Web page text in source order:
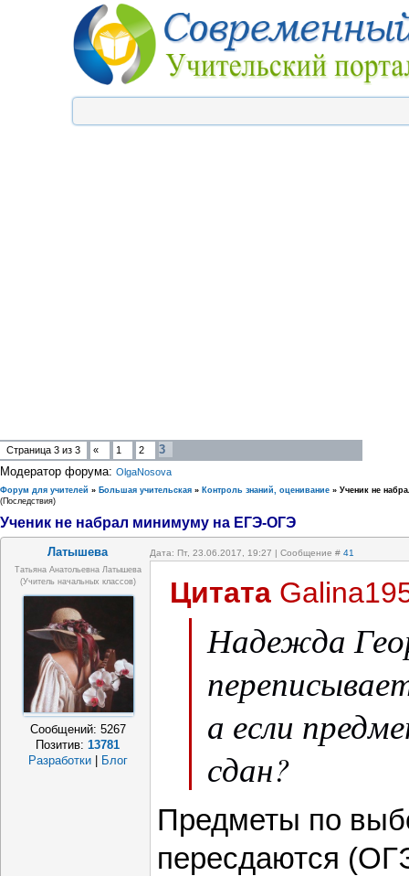
Страница 3 из 3 « 1 2
3
Модератор форума: OlgaNosova
Форум для учителей » Большая учительская » Контроль знаний, оценивание » Ученик не
(Последствия)
Ученик не набрал минимуму на ЕГЭ-ОГЭ
Латышева Дата: Пт, 23.06.2017, 19:27 | Сообщение # 41
Татьяна Анатольевна Латышева
(учитель начальных классов)
Сообщений: 5267
Позитив:13781
Разработки
Блог
Цитата
Надежда
а если
сдан?
Предметы по
пересдаются